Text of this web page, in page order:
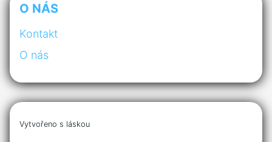
O NÁS
Kontakt
O nás
Vytvořeno s láskou